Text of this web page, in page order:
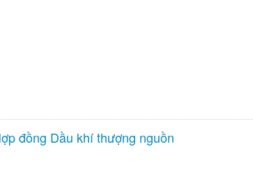
đồng Dầu khí thượng nguồn